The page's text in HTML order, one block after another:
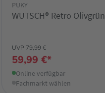
PUKY
WUTSCH® Retro Olivgrün
UVP 79,99 €
59,99 €*
Online verfügbar
Fachmarkt wählen